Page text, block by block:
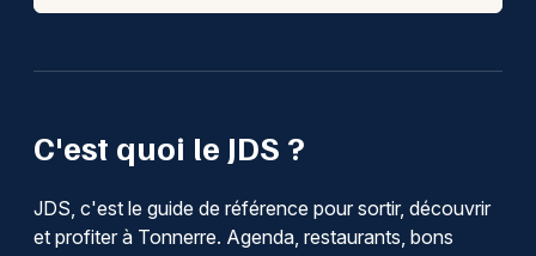
C'est quoi le JDS ?
JDS, c'est le guide de référence pour sortir, découvrir
et profiter à Tonnerre. Agenda, restaurants, bons